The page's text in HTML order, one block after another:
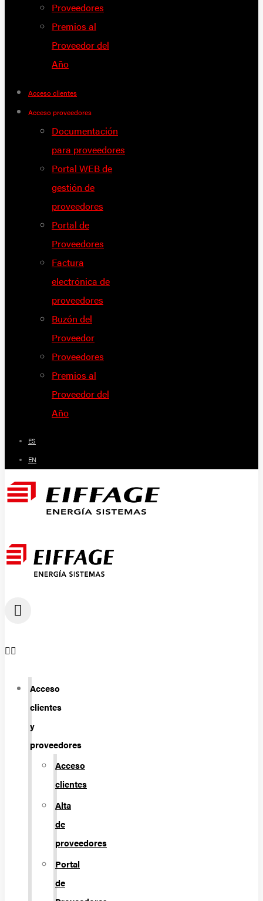
Proveedores
Premios al
Proveedor del
Año
Acceso clientes
Acceso proveedores
Documentación
para proveedores
Portal WEB de
gestión de
proveedores
Portal de
Proveedores
Factura
electrónica de
proveedores
Buzón del
Proveedor
Proveedores
Premios al
Proveedor del
Año
ES
EN
Acceso
clientes
y
proveedores
Acceso
clientes
Alta
de
proveedores
Portal
de